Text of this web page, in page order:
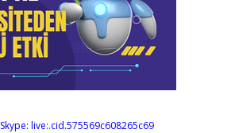
Skype: live:.cid.575569c608265c69